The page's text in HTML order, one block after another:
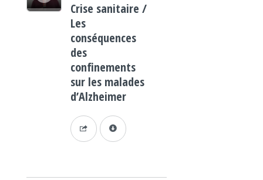
Crise sanitaire /
Les
conséquences
des
confinements
sur les malades
d’Alzheimer